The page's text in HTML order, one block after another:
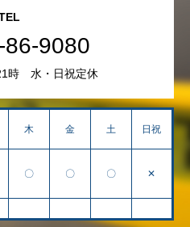
86-9080
時 水・日祝定休
木 金 土 日祝
〇 〇 〇 ✕